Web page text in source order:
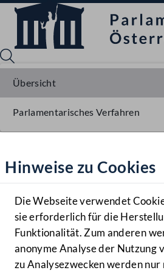
Hilfe
Benutzer
Navigationsmenü öffnen
MENÜ
Hinweise zu Cookies
Die Webseite verwendet
sie erforderlich für die
Funktionalität. Zum anderen
anonyme Analyse der Nutzung
zu Analysezwecken werden nur
Übersicht
Parlamentarisches Verfahren